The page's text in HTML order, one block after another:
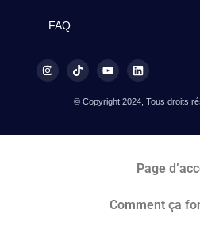
FAQ
© Copyright 2024, Tous droits
Page
Comment ça